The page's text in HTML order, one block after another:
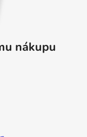
nákupu